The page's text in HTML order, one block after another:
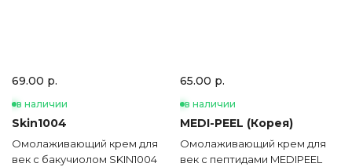
69.00 р.
в наличии
Skin1004
Омолаживающий крем для
век с бакучиолом SKIN1004
65.00 р.
в наличии
MEDI-PEEL (Корея)
Омолаживающий крем для
век с пептидами MEDIPEEL